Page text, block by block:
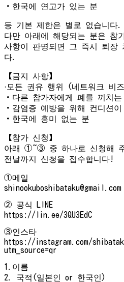
・한국에 연고가 있는 분
등 기본 제한은 별로 없습니다.
다만 아래에 해당되는 분은 참
사항이 판명되면 그 즉시 퇴장
다.
【금지 사항】
·모든 권유 행위 (네트워크 비
・다른 참가자에게 폐를 끼치는
・감염증 예방을 위해 컨디션
・한국에 흥미 없는 분
【참가 신청】
아래 ①~③ 중 하나로 신청해
전날까지 신청을 접수합니다!
①메일
shinookuboshibataku@gmail.com
② 공식 LINE
https://lin.ee/3QU3EdC
③인스타
https://instagram.com/
utm_source=qr
1.이름
2. 국적(일본인 or 한국인)